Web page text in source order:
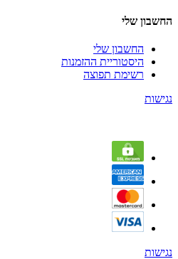
החשבון שלי
החשבון שלי
היסטוריית ההזמנות
רשימת תפוצה
נגישות
נגישות